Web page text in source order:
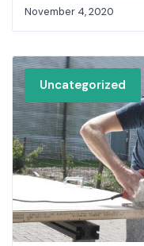
November 4, 2020
Uncategorized